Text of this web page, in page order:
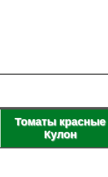
Томаты красные
Кулон